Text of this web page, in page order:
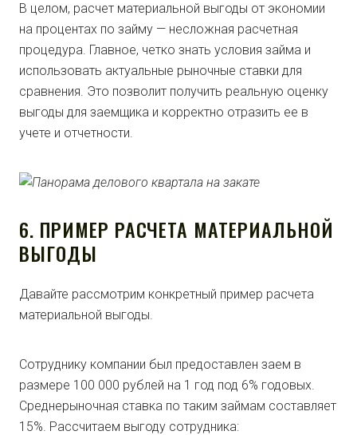
В целом, расчет материальной выгоды от экономии
на процентах по займу — несложная расчетная
процедура. Главное, четко знать условия займа и
использовать актуальные рыночные ставки для
сравнения. Это позволит получить реальную оценку
выгоды для заемщика и корректно отразить ее в
учете и отчетности.
6. ПРИМЕР РАСЧЕТА МАТЕРИАЛЬНОЙ
ВЫГОДЫ
Давайте рассмотрим конкретный пример расчета
материальной выгоды.
Сотруднику компании был предоставлен заем в
размере 100 000 рублей на 1 год под 6% годовых.
Среднерыночная ставка по таким займам составляет
15%. Рассчитаем выгоду сотрудника: